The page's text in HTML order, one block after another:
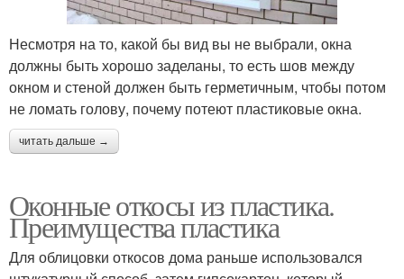
Несмотря на то, какой бы вид вы не выбрали, окна
должны быть хорошо заделаны, то есть шов между
окном и стеной должен быть герметичным, чтобы потом
не ломать голову, почему потеют пластиковые окна.
читать дальше →
Оконные откосы из пластика.
Преимущества пластика
Для облицовки откосов дома раньше использовался